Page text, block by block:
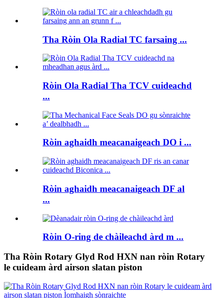
Tha Ròin Ola Radial TC farsaing ...
Ròin Ola Radial Tha TCV cuideachd
...
Ròin aghaidh meacanaigeach DO i ...
Ròin aghaidh meacanaigeach DF al
...
Ròin O-ring de chàileachd àrd m ...
Tha Ròin Rotary Glyd Rod HXN nan ròin Rotary
le cuideam àrd airson slatan piston